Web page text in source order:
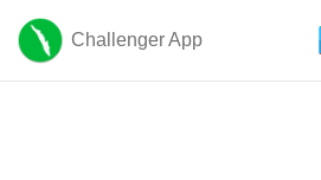
Challenger App